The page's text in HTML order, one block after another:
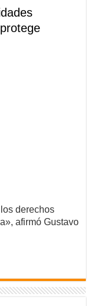
derechos
afirmó Gustavo